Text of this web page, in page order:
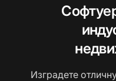
Изградете